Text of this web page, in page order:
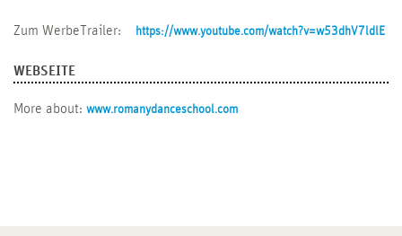
Zum WerbeTrailer: https://www.youtube.com/watch?v=w53dhV7ldlE
WEBSEITE
More about: www.romanydanceschool.com